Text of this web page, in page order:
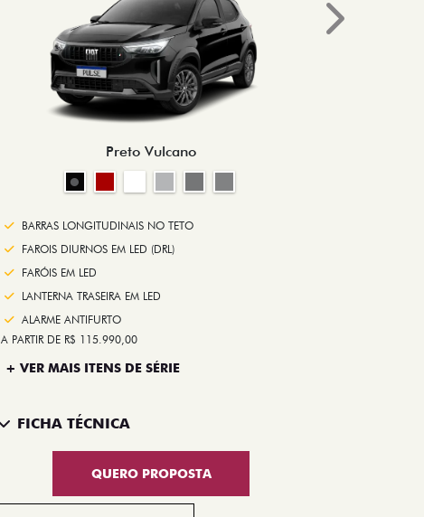
Preto Vulcano
BARRAS LONGITUDINAIS NO TETO
FAROIS DIURNOS EM LED (DRL)
FARÓIS EM LED
LANTERNA TRASEIRA EM LED
ALARME ANTIFURTO
A PARTIR DE R$ 115.990,00
+ VER MAIS ITENS DE SÉRIE
FICHA TÉCNICA
QUERO PROPOSTA
Next